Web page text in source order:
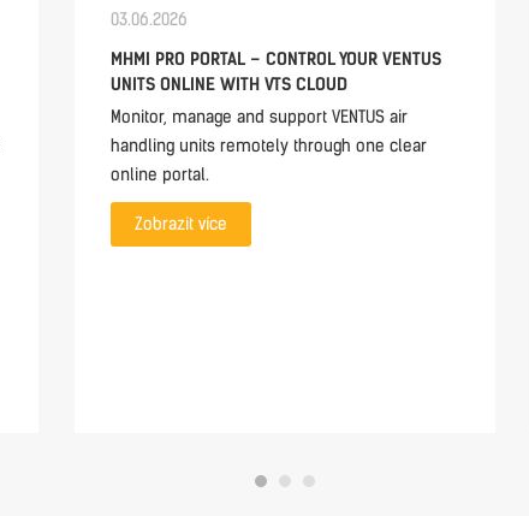
03.06.2026
MHMI PRO PORTAL – CONTROL YOUR VENTUS
UNITS ONLINE WITH VTS CLOUD
Monitor, manage and support VENTUS air
handling units remotely through one clear
online portal.
Zobrazit více